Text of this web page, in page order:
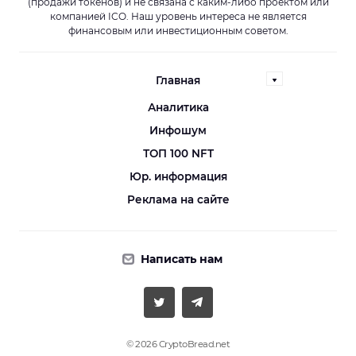
компанией ICO. Наш уровень интереса не является
финансовым или инвестиционным советом.
Главная
Аналитика
Инфошум
ТОП 100 NFT
Юр. информация
Реклама на сайте
Написать нам
© 2026 CryptoBread.net